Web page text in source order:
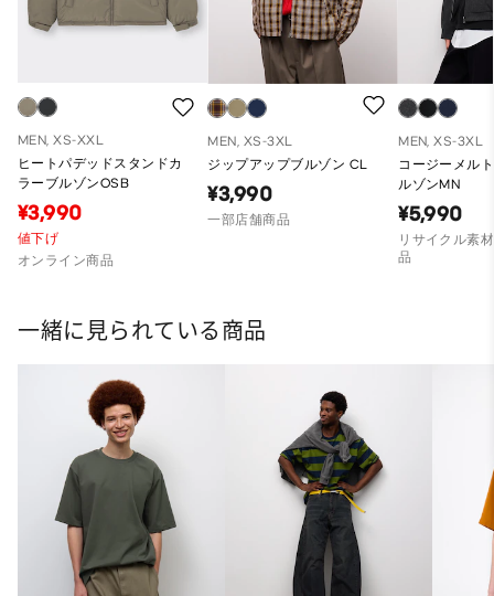
MEN, XS-XXL
ヒートパデッドスタンドカ
ラーブルゾンOSB
¥3,990
値下げ
オンライン商品
MEN, XS-3XL
ジップアップブルゾン CL
¥3,990
一部店舗商品
MEN, XS-3XL
コージーメル
ルゾンMN
¥5,990
リサイクル素
品
一緒に見られている商品